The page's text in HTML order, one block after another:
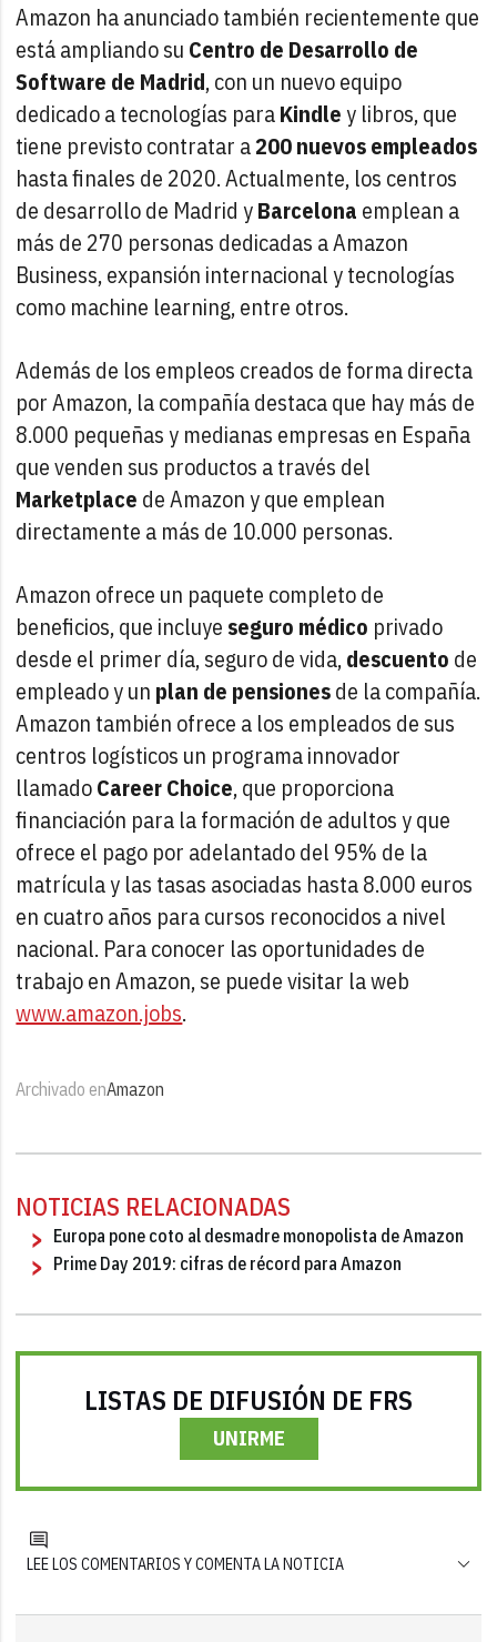
Amazon ha anunciado también recientemente que
está ampliando su Centro de Desarrollo de
Software de Madrid, con un nuevo equipo
dedicado a tecnologías paraKindley libros, que
tiene previsto contratar a200 nuevos empleados
hasta finales de 2020. Actualmente, los centros
de desarrollo de Madrid yBarcelona emplean a
más de 270 personas dedicadas a Amazon
Business, expansión internacional y tecnologías
como machine learning, entre otros.
Además de los empleos creados de forma directa
por Amazon, la compañía destaca que hay más de
8.000 pequeñas y medianas empresas en España
que venden sus productos a través del
Marketplace de Amazon y que emplean
directamente a más de 10.000 personas.
Amazon ofrece un paquete completo de
beneficios, que incluye seguro médico privado
desde el primer día, seguro de vida,descuento de
empleado y un plan de pensionesde la compañía.
Amazon también ofrece a los empleados de sus
centros logísticos un programa innovador
llamadoCareer Choice, que proporciona
financiación para la formación de adultos y que
ofrece el pago por adelantado del 95% de la
matrícula y las tasas asociadas hasta 8.000 euros
en cuatro años para cursos reconocidos a nivel
nacional. Para conocer las oportunidades de
trabajo en Amazon, se puede visitar la web
www.amazon.jobs.
Archivado enAmazon
NOTICIAS RELACIONADAS
Europa pone coto al desmadre monopolista de Amazon
Prime Day 2019: cifras de récord para Amazon
LISTAS DE DIFUSIÓN DE FRS
UNIRME
LEE LOS COMENTARIOS Y COMENTA LA NOTICIA